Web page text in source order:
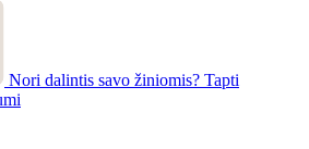
Nori dalintis savo žiniomis? Tapti